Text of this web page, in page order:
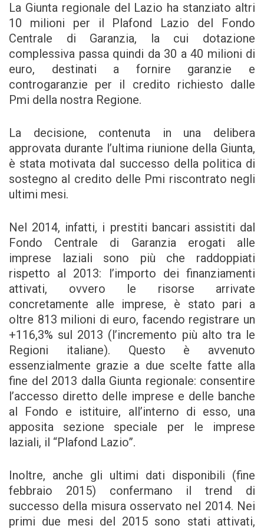
La Giunta regionale del Lazio ha stanziato altri
10 milioni per il Plafond Lazio del Fondo
Centrale di Garanzia, la cui dotazione
complessiva passa quindi da 30 a 40 milioni di
euro, destinati a fornire garanzie e
controgaranzie per il credito richiesto dalle
Pmi della nostra Regione.
La decisione, contenuta in una delibera
approvata durante l’ultima riunione della Giunta,
è stata motivata dal successo della politica di
sostegno al credito delle Pmi riscontrato negli
ultimi mesi.
Nel 2014, infatti, i prestiti bancari assistiti dal
Fondo Centrale di Garanzia erogati alle
imprese laziali sono più che raddoppiati
rispetto al 2013: l’importo dei finanziamenti
attivati, ovvero le risorse arrivate
concretamente alle imprese, è stato pari a
oltre 813 milioni di euro, facendo registrare un
+116,3% sul 2013 (l’incremento più alto tra le
Regioni italiane). Questo è avvenuto
essenzialmente grazie a due scelte fatte alla
fine del 2013 dalla Giunta regionale: consentire
l’accesso diretto delle imprese e delle banche
al Fondo e istituire, all’interno di esso, una
apposita sezione speciale per le imprese
laziali, il “Plafond Lazio”.
Inoltre, anche gli ultimi dati disponibili (fine
febbraio 2015) confermano il trend di
successo della misura osservato nel 2014. Nei
primi due mesi del 2015 sono stati attivati,